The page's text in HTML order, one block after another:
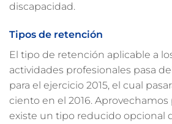
discapacidad.
Tipos de retención
El tipo de retención aplicable a
actividades profesionales pasa
para el ejercicio 2015, el cual
ciento en el 2016.
existe un tipo reducido opcional